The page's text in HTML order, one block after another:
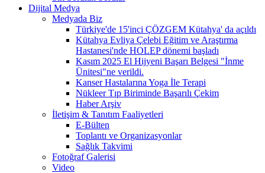
Dijital Medya
Medyada Biz
Türkiye'de 15'inci ÇÖZGEM Kütahya' da açıldı
Kütahya Evliya Çelebi Eğitim ve Araştırma
Hastanesi'nde HOLEP dönemi başladı
Kasım 2025 El Hijyeni Başarı Belgesi "İnme
Ünitesi"ne verildi.
Kanser Hastalarına Yoga İle Terapi
Nükleer Tıp Biriminde Başarılı Çekim
Haber Arşiv
İletişim & Tanıtım Faaliyetleri
E-Bülten
Toplantı ve Organizasyonlar
Sağlık Takvimi
Fotoğraf Galerisi
Video